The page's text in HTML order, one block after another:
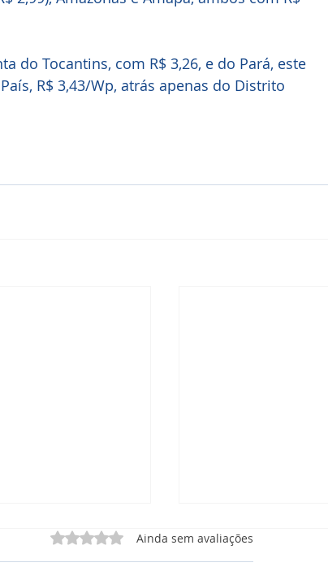
do Tocantins, com R$ 3,26, e do Pará, este
R$ 3,43/Wp, atrás apenas do Distrito
Avaliado com 0 de 5 estrelas.
Ainda sem avaliações